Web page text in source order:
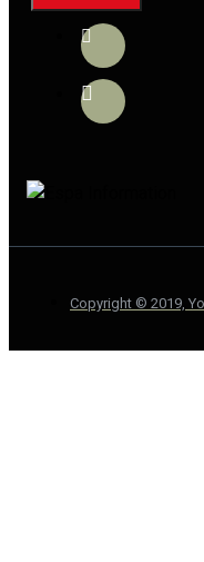
Copyright © 2019,